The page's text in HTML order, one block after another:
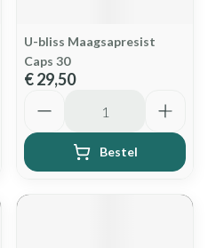
U-bliss Maagsapresist
Caps 30
€ 29,50
Bestel